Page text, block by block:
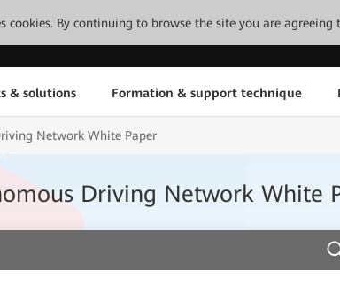
cookies. By continuing to browse the site you are agreeing
& solutions Formation & support technique
Network White Paper
Driving Network White